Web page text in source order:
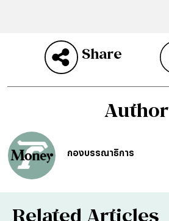
Share
Author
กองบรรณาธิการ
Related Articles